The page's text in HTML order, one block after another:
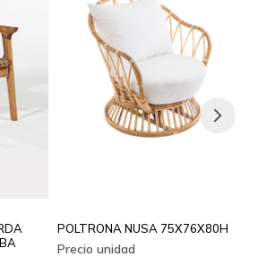
POLTRONA NUSA 75X76X80H